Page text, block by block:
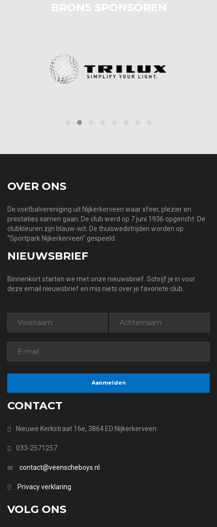
BRONS SPONSOREN
OVER ONS
De voetbalvereniging uit Nijkerkerveen waar sfeer, plezier en
prestaties samen gaan. De club werd op 7 juni 1936 opgericht. De
clubkleuren zijn blauw-wit. De thuiswedstrijden worden op
“Sportpark Nijkerkerveen” gespeeld.
NIEUWSBRIEF
Binnenkort starten we met onze nieuwsbrief. Schrijf je in voor
deze email nieuwsbrief en mis niets over je favoriete club.
CONTACT
Nieuwe Kerkstraat 16e, 3864 ED Nijkerkerveen
033-2571257
contact@veenscheboys.nl
Privacy verklaring
VOLG ONS